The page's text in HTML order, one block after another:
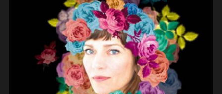
Elise Caron (2016) (arrangements)